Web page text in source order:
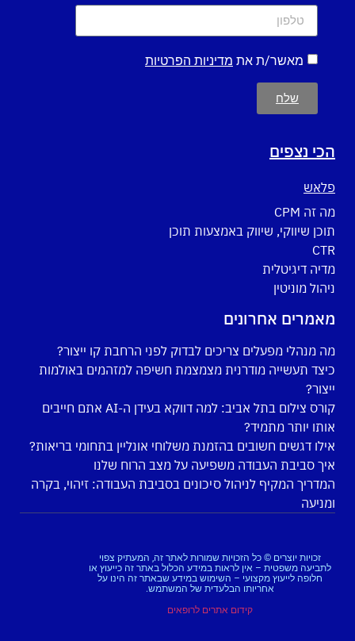
מאשר/ת את מדיניות הפרטיות
שלח
הכי נצפים
פלאש
מה זה CPM
תוכן שיווקי, שיווק באמצעות תוכן
CTR
מדיה דיגיטלית
ניהול מוניטין
מאמרים אחרונים
מה מנהלי מפעלים צריכים לבדוק לפני הרחבת קו ייצור?
כיצד תעשייה מודרנית מצמצמת חשיפה למזהמים באולמות
ייצור?
קורס צילום בתל אביב: למה דווקא בעידן ה-AI אתם חייבים
אותו יותר מתמיד?
אילו דגשים חשובים בהזמנת משלוחי אונליין בתחומי בריאות?
איך סביבת העבודה משפיעה על מצב הרוח שלנו
המדריך המקיף לניהול סיכונים בסביבת העבודה: זיהוי, בקרה
ומניעה
זכויות יוצרים © כל הזכויות שמורות לאתר זה, המעתיק צפוי
לתביעה משפטית – אין לראות במידע הכלול באתר זה כייעוץ או
חלופה לייעוץ מקצועי – השימוש במידע שבאתר זה הינו על
אחריותו הבלעדית של המשתמש.
קידום אתרים לרופאים